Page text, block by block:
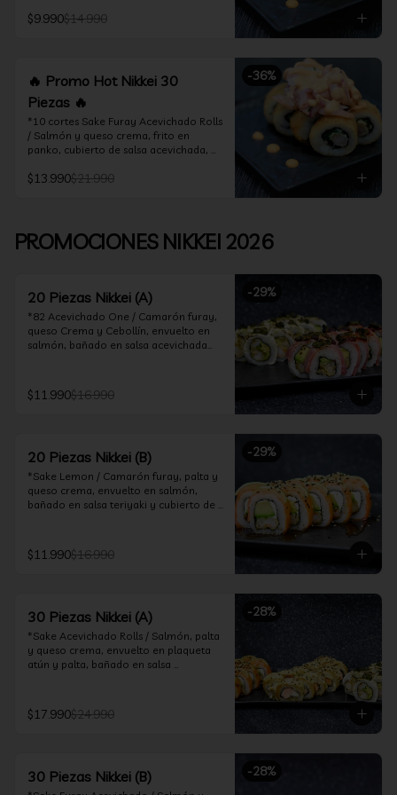
$9.990$14.990
-36%
🔥 Promo Hot Nikkei 30
Piezas 🔥
*10 cortes Sake Furay Acevichado Rolls
/ Salmón y queso crema, frito en
panko, cubierto de salsa acevichada,
*10 cortes Maguro Acevichado Rolls /
acevichado
$13.990$21.990
PROMOCIONES NIKKEI 2026
-29%
20 Piezas Nikkei (A)
*82 Acevichado One / Camarón furay,
queso Crema y Cebollín, envuelto en
salmón, bañado en salsa acevichada
y cebollin, frito en panko cubierto de
ceviche hot.
$11.990$16.990
-29%
20 Piezas Nikkei (B)
*Sake Lemon / Camarón furay, palta y
queso crema, envuelto en salmón,
bañado en salsa teriyaki y cubierto de
*Shrimp Fire Rolls /Palta y camarón
furay, envuelto en queso crema
*Incluye 2 palitos, 2 soya 30ml, 1 salsa
teriyaki 30ml
$11.990$16.990
-28%
30 Piezas Nikkei (A)
*Sake Acevichado Rolls / Salmón, palta
y queso crema, envuelto en plaqueta
atún y palta, bañado en salsa
*Shrimp Fire Rolls / Palta y camarón
furay, envuelto en queso crema
*Almond Furay / Pollo teriyaki, queso
crema y almendras tostadas, frito en
$17.990$24.990
-28%
30 Piezas Nikkei (B)